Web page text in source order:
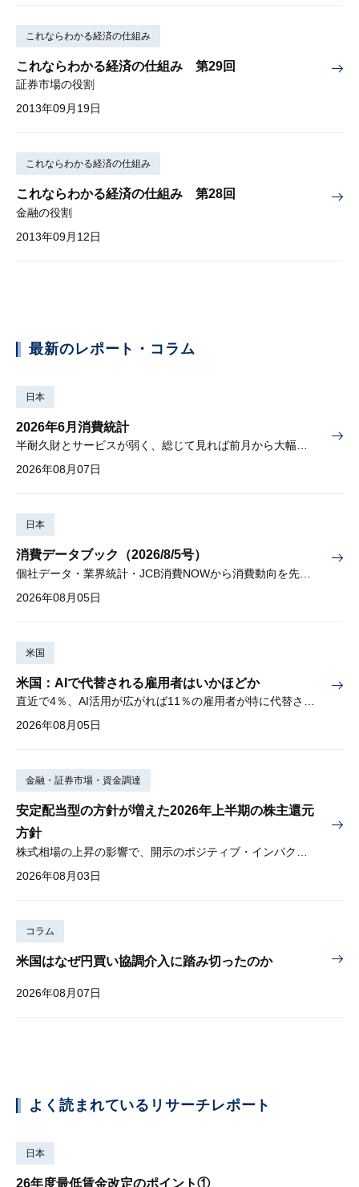
これならわかる経済の仕組み
これならわかる経済の仕組み 第29回
証券市場の役割
2013年09月19日
これならわかる経済の仕組み
これならわかる経済の仕組み 第28回
金融の役割
2013年09月12日
最新のレポート・コラム
日本
2026年6月消費統計
半耐久財とサービスが弱く、総じて見れば前月から大幅に減少
2026年08月07日
日本
消費データブック（2026/8/5号）
2026年08月05日
米国
米国：AIで代替される雇用者はいかほどか
直近で4％、AI活用が広がれば11％の雇用者が特に代替されやすい
2026年08月05日
金融・証券市場・資金調達
安定配当型の方針が増えた2026年上半期の株主還元
方針
2026年08月03日
コラム
米国はなぜ円買い協調介入に踏み切ったのか
2026年08月07日
よく読まれているリサーチレポート
日本
26年度最低賃金改定のポイント①